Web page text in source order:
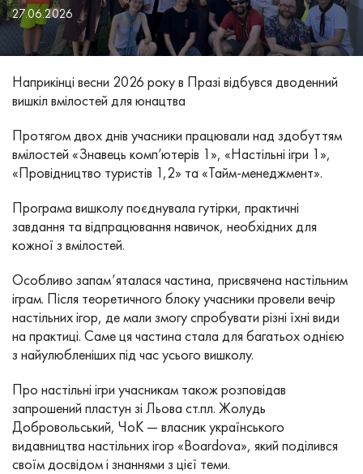
27.06.2026
Наприкінці весни 2026 року в Празі відбувся дводенний
вишкіл вмілостей для юнацтва
Протягом двох днів учасники працювали над здобуттям
вмілостей «Знавець комп’ютерів 1», «Настільні ігри 1»,
«Провідництво туристів 1,2» та «Тайм-менеджмент».
Програма вишколу поєднувала гутірки, практичні
завдання та відпрацювання навичок, необхідних для
кожної з вмілостей.
Особливо запам’яталася частина, присвячена настільним
іграм. Після теоретичного блоку учасники провели вечір
настільних ігор, де мали змогу спробувати різні їхні види
на практиці. Саме ця частина стала для багатьох однією
з найулюбленіших під час усього вишколу.
Про настільні ігри учасникам також розповідав
запрошений пластун зі Льова ст.пл. Жолудь
Добровольський, ЧоК — власник українського
видавництва настільних ігор «Boardova», який поділився
своїм досвідом і знаннями з цієї теми.